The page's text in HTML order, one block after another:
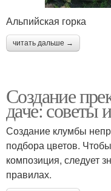
Альпийская горка
читать дальше →
Создание
даче: советы
Создание клумбы
подбора цветов.
композиция, следует
правилах.